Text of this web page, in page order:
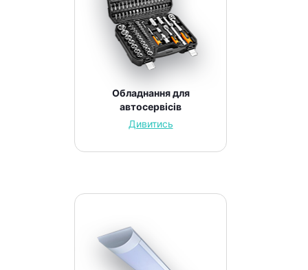
Обладнання для
автосервісів
Дивитись